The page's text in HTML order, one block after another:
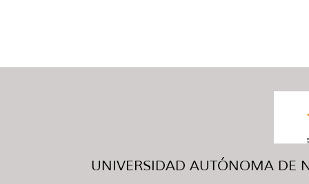
UNIVERSIDAD AUTÓNOMA DE